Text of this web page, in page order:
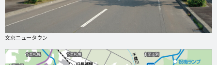
文京ニュータウン